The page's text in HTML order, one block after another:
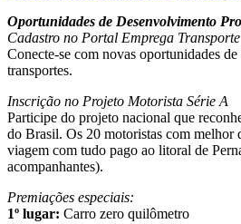
Oportunidades de Desenvolvimento
Cadastro no Portal Emprega Transporte
Conecte-se com novas oportunidades
transportes.
Inscrição no Projeto Motorista Série A
Participe do projeto nacional que
do Brasil. Os 20 motoristas com melhor
viagem com tudo pago ao litoral de
acompanhantes).
Premiações especiais:
1º lugar: Carro zero quilômetro